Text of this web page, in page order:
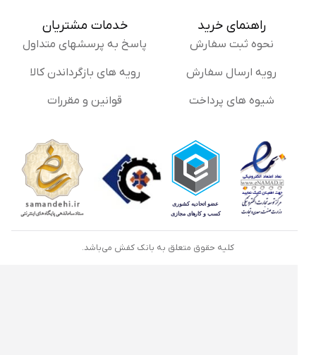
راهنمای خرید
نحوه ثبت سفارش
رویه ارسال سفارش
شیوه های پرداخت
خدمات مشتریان
پاسخ به پرسشهای متداول
رویه های بازگرداندن کالا
قوانین و مقررات
کلیه حقوق متعلق به بانک کفش می‌باشد.